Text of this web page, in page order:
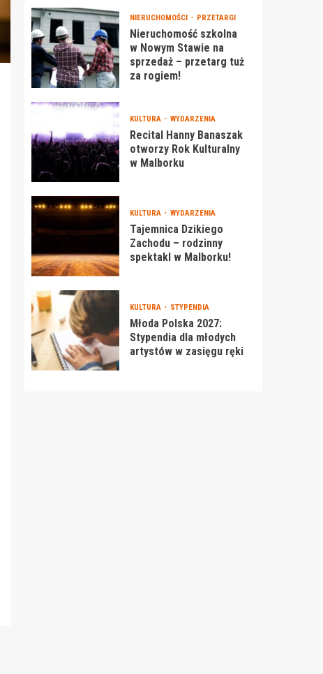
NIERUCHOMOŚCI PRZETARGI
Nieruchomość szkolna
w Nowym Stawie na
sprzedaż – przetarg tuż
za rogiem!
KULTURA WYDARZENIA
Recital Hanny Banaszak
otworzy Rok Kulturalny
w Malborku
KULTURA WYDARZENIA
Tajemnica Dzikiego
Zachodu – rodzinny
spektakl w Malborku!
KULTURA STYPENDIA
Młoda Polska 2027:
Stypendia dla młodych
artystów w zasięgu ręki